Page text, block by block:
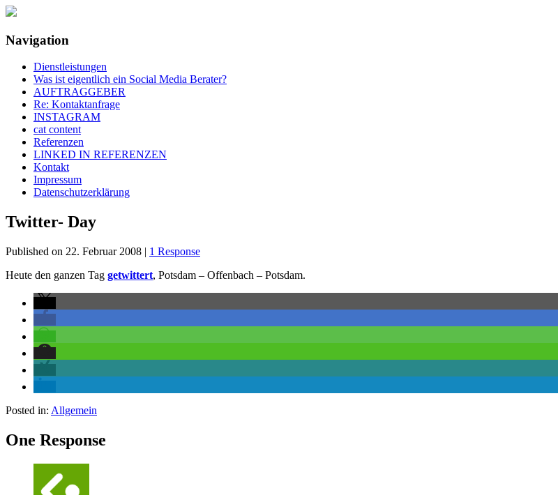
klisch.net
social media rockt
Navigation
Dienstleistungen
Was ist eigentlich ein Social Media Berater?
AUFTRAGGEBER
Re: Kontaktanfrage
INSTAGRAM
cat content
Referenzen
LINKED IN REFERENZEN
Kontakt
Impressum
Datenschutzerklärung
Twitter- Day
Published on 22. Februar 2008 | 1 Response
Heute den ganzen Tag getwittert, Potsdam – Offenbach – Potsdam.
Posted in: Allgemein
One Response